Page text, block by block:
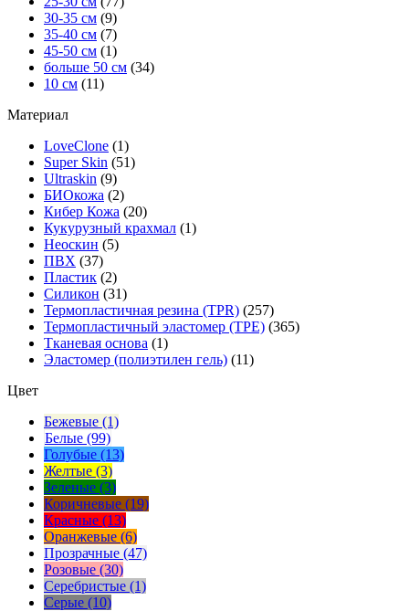
30-35 см (9)
35-40 см (7)
45-50 см (1)
больше 50 см (34)
10 см (11)
Материал
LoveClone (1)
Super Skin (51)
Ultraskin (9)
БИОкожа (2)
Кибер Кожа (20)
Кукурузный крахмал (1)
Неоскин (5)
ПВХ (37)
Пластик (2)
Силикон (31)
Термопластичная резина (TPR) (257)
Термопластичный эластомер (TPE) (365)
Тканевая основа (1)
Эластомер (полиэтилен гель) (11)
Цвет
Бежевые (1)
Белые (99)
Голубые (13)
Желтые (3)
Зеленые (3)
Коричневые (19)
Красные (13)
Оранжевые (6)
Прозрачные (47)
Розовые (30)
Серебристые (1)
Серые (10)